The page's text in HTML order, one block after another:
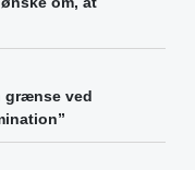
grænse ved